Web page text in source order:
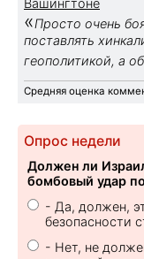
«Просто очень
поставлять
геополитикой, а
Средняя оценка
Опрос недели
Должен ли
бомбовый удар
- Да, должен,
безопасности
- Нет, не